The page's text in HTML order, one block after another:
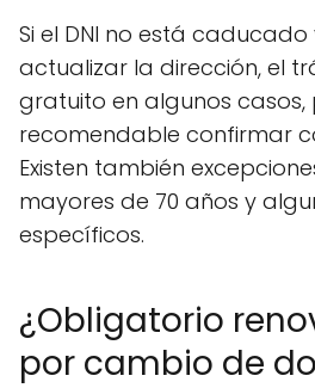
Si el DNI no está
actualizar la dirección, el
gratuito en algunos casos,
recomendable confirmar
Existen también
mayores de 70 años y
específicos.
¿Obligatorio
por cambio de